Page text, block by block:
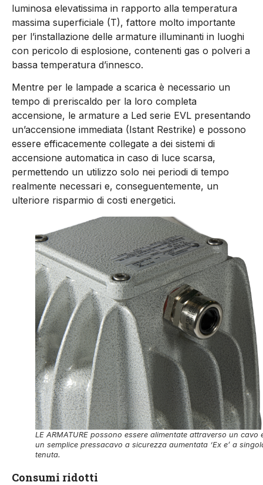
luminosa elevatissima in rapporto alla temperatura
massima superficiale (T), fattore molto importante
per l’installazione delle armature illuminanti in luoghi
con pericolo di esplosione, contenenti gas o polveri a
bassa temperatura d’innesco.
Mentre per le lampade a scarica è necessario un
tempo di preriscaldo per la loro completa
accensione, le armature a Led serie EVL presentando
un’accensione immediata (Istant Restrike) e possono
essere efficacemente collegate a dei sistemi di
accensione automatica in caso di luce scarsa,
permettendo un utilizzo solo nei periodi di tempo
realmente necessari e, conseguentemente, un
ulteriore risparmio di costi energetici.
LE ARMATURE possono essere alimentate attraverso un cavo
un semplice pressacavo a sicurezza aumentata ‘Ex e’ a
tenuta.
Consumi ridotti